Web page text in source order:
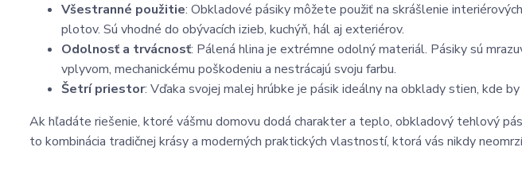
Všestranné použitie: Obkladové pásiky môžete použiť na skrášlenie
plotov. Sú vhodné do obývacích izieb, kuchýň, hál aj exteriérov.
Odolnosť a trvácnosť: Pálená hlina je extrémne odolný materiál. Pásiky sú
vplyvom, mechanickému poškodeniu a nestrácajú svoju farbu.
Šetrí priestor: Vďaka svojej malej hrúbke je pásik ideálny na obklady stien, kde
Ak hľadáte riešenie, ktoré vášmu domovu dodá charakter a teplo, obkladový tehlový
to kombinácia tradičnej krásy a moderných praktických vlastností, ktorá vás nikdy